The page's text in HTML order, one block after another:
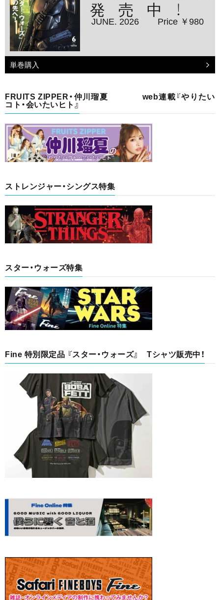
発売中！
JUNE. 2026 Price ￥980
単巻購入
FRUITS ZIPPER・仲川瑠夏 web連載『やりたい
コト・会いたいヒト』
ストレンジャー・シングス特集
スター・ウォーズ特集
Fine 特別限定品 『スター・ウォーズ』 Tシャツ販売中！